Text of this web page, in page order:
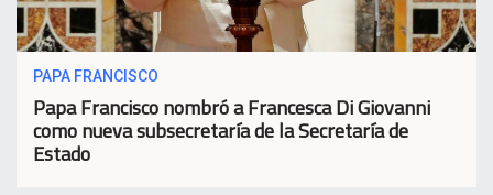
PAPA FRANCISCO
Papa Francisco nombró a Francesca Di Giovanni
como nueva subsecretaría de la Secretaría de
Estado